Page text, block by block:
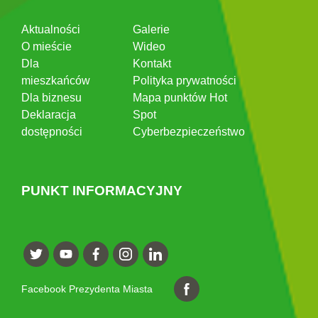
Aktualności
O mieście
Dla
mieszkańców
Dla biznesu
Deklaracja
dostępności
Galerie
Wideo
Kontakt
Polityka prywatności
Mapa punktów Hot
Spot
Cyberbezpieczeństwo
PUNKT INFORMACYJNY
Facebook Prezydenta Miasta